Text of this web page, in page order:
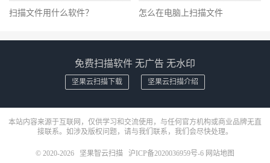
扫描文件用什么软件？ 怎么在电脑上扫描文件
免费扫描软件 无广告 无水印
坚果云扫描下载 坚果云扫描介绍
本站内容来源于互联网，仅供学习和交流使用，与任何官方机构或商业品牌无直
接联系。如涉及版权问题，请与我们联系，我们会尽快处理。
© 2020-2026 坚果智云扫描 沪ICP备2020036959号-6 网站地图